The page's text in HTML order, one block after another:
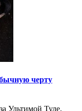
черту
Ультимой Туле,